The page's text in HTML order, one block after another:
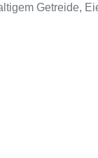
Getreide,